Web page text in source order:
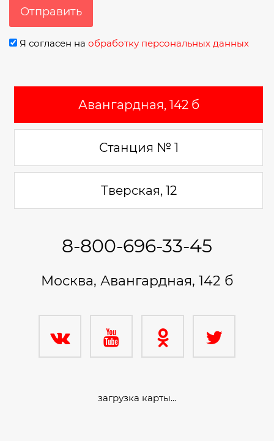
Отправить
Я согласен на обработку персональных данных
Авангардная, 142 б
Станция № 1
Тверская, 12
8-800-696-33-45
Москва, Авангардная, 142 б
загрузка карты...